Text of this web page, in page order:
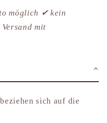
möglich ✔ kein
mit
sich auf die